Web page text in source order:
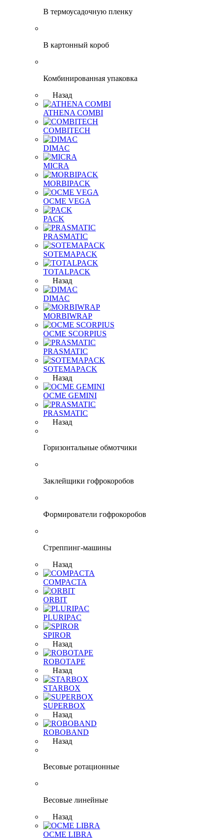
В термоусадочную пленку
В картонный короб
Комбинированная упаковка
Назад
ATHENA COMBI
COMBITECH
DIMAC
MICRA
MORBIPACK
OCME VEGA
PACK
PRASMATIC
SOTEMAPACK
TOTALPACK
Назад
DIMAC
MORBIWRAP
OCME SCORPIUS
PRASMATIC
SOTEMAPACK
Назад
OCME GEMINI
PRASMATIC
Назад
Горизонтальные обмотчики
Заклейщики гофрокоробов
Формирователи гофрокоробов
Стреппинг-машины
Назад
COMPACTA
ORBIT
PLURIPAC
SPIROR
Назад
ROBOTAPE
Назад
STARBOX
SUPERBOX
Назад
ROBOBAND
Назад
Весовые ротационные
Весовые линейные
Назад
OCME LIBRA